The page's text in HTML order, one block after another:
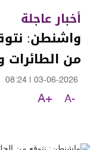
أخبار عاجلة
واشنطن:
من الطائرات
03-06-2026
08:24
A-
A+